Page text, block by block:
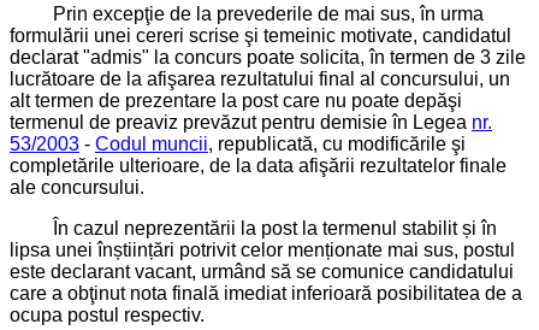
Prin excepţie de la prevederile de mai sus, în urma
formulării unei cereri scrise şi temeinic motivate, candidatul
declarat "admis" la concurs poate solicita, în termen de 3 zile
lucrătoare de la afişarea rezultatului final al concursului, un
alt termen de prezentare la post care nu poate depăşi
termenul de preaviz prevăzut pentru demisie în Legea nr.
53/2003 - Codul muncii, republicată, cu modificările şi
completările ulterioare, de la data afişării rezultatelor finale
ale concursului.
În cazul neprezentării la post la termenul stabilit și în
lipsa unei înștiințări potrivit celor menționate mai sus, postul
este declarant vacant, urmând să se comunice candidatului
care a obţinut nota finală imediat inferioară posibilitatea de a
ocupa postul respectiv.